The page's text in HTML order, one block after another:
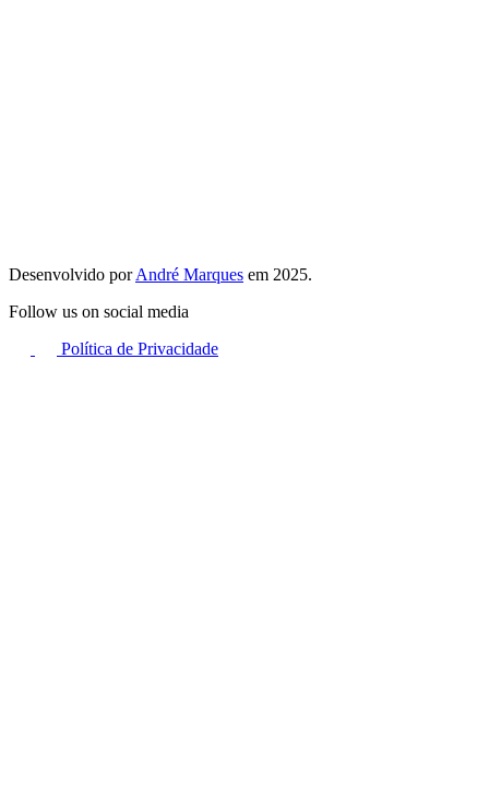
Desenvolvido porAndré Marques em 2025.
Follow us on social media
Política de Privacidade